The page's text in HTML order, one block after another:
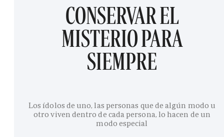
CONSERVAR EL
MISTERIO PARA
SIEMPRE
Los ídolos de uno, las personas que de algún modo u
otro viven dentro de cada persona, lo hacen de un
modo especial